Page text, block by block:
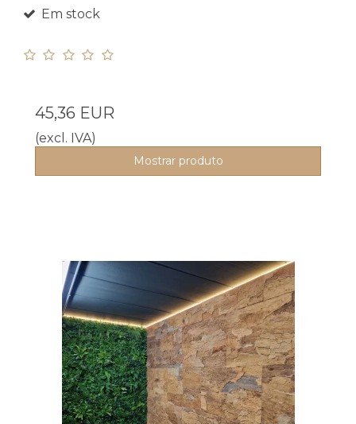
Em stock
45,36 EUR
(excl. IVA)
Mostrar produto